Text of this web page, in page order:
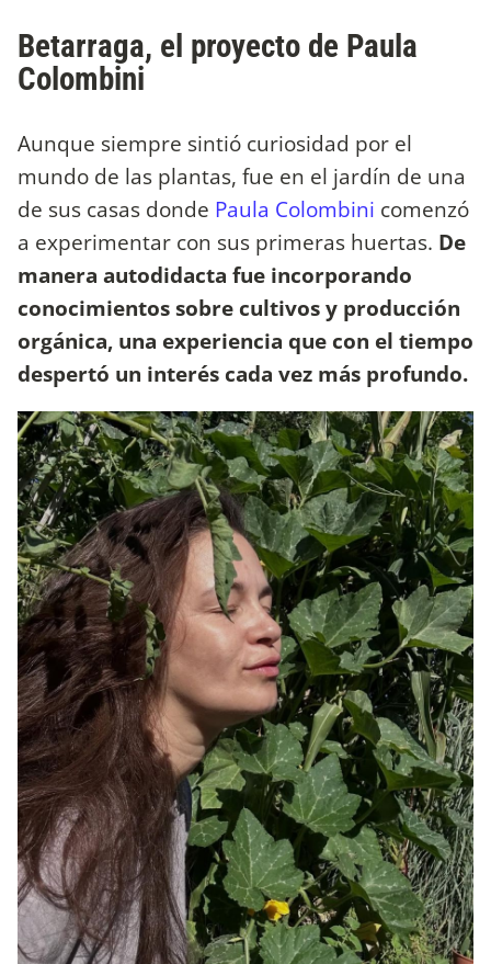
Betarraga, el proyecto de Paula
Colombini
Aunque siempre sintió curiosidad por el
mundo de las plantas, fue en el jardín de una
de sus casas donde Paula Colombini comenzó
a experimentar con sus primeras huertas. De
manera autodidacta fue incorporando
conocimientos sobre cultivos y producción
orgánica, una experiencia que con el tiempo
despertó un interés cada vez más profundo.